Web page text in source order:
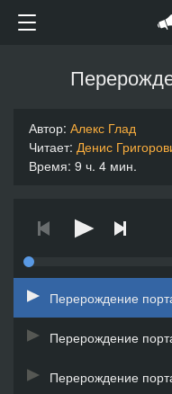
Автор: Алекс Глад
Читает: Денис
Время: 9 ч. 4 мин.
Перерождение
Перерождение
Перерождение